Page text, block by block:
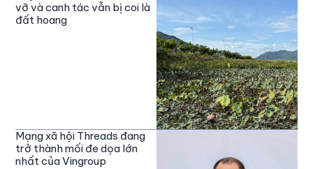
vỡ và canh tác vẫn bị coi là
đất hoang
Mạng xã hội Threads đang
trở thành mối đe dọa lớn
nhất của Vingroup